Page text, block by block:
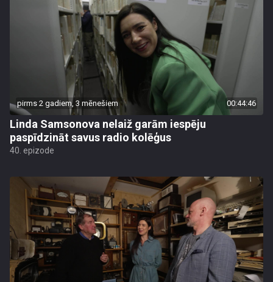
pirms 2 gadiem, 3 mēnešiem 00:44:46
Linda Samsonova nelaiž garām iespēju
paspīdzināt savus radio kolēģus
40. epizode